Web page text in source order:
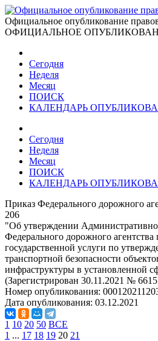
Официальное опубликование
ОФИЦИАЛЬНОЕ
Сегодня
Неделя
Месяц
ПОИСК
КАЛЕНДАРЬ
Сегодня
Неделя
Месяц
ПОИСК
КАЛЕНДАРЬ
Приказ Федерального дорожного
206
"Об утверждении
Федерального дорожного агентства
государственной услуги по
транспортной безопасности
инфраструктуры в установленной
(Зарегистрирован 30.11.2021 №
Номер опубликования:
Дата опубликования: 03.12.2021
1 10 20 50 ВСЕ
1 ... 17 18 19 20 21